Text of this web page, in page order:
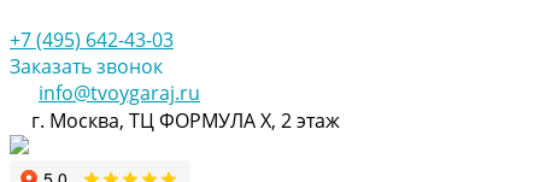
+7 (495) 642-43-03
Заказать звонок
info@tvoygaraj.ru
г. Москва, ТЦ ФОРМУЛА Х, 2 этаж